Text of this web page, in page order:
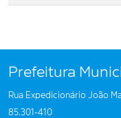
Prefeitura
Rua Expedicionário João
85.301-410